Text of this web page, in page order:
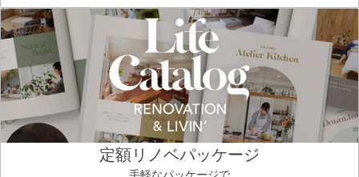
定額リノベパッケージ